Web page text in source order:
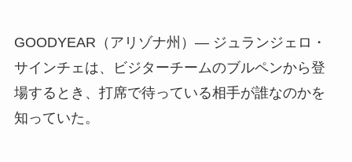
GOODYEAR（アリゾナ州）— ジュランジェロ・
サインチェは、ビジターチームのブルペンから登
場するとき、打席で待っている相手が誰なのかを
知っていた。